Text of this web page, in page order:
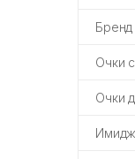
Бренд
Очки
Очки